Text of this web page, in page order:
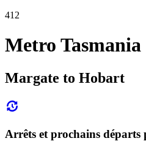
412
Metro Tasmania
Margate to Hobart
Arrêts et prochains